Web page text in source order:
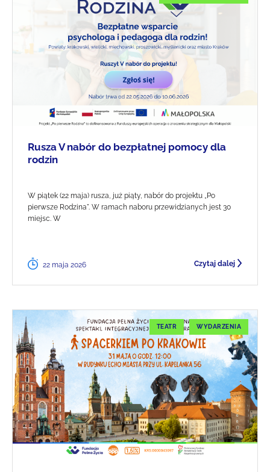
Rusza V nabór do bezpłatnej pomocy dla
rodzin
W piątek (22 maja) rusza, już piąty, nabór do projektu „Po
pierwsze Rodzina". W ramach naboru przewidzianych jest 30
miejsc. W
22 maja 2026 Czytaj dalej
TEATR WYDARZENIA